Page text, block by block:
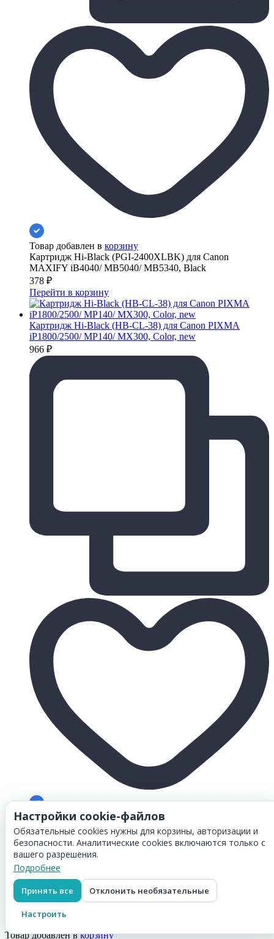
Товар добавлен в корзину
Картридж Hi-Black (PGI-2400XLBK) для Canon
MAXIFY iB4040/ МВ5040/ МВ5340, Black
378 ₽
Перейти в корзину
Картридж Hi-Black (HB-CL-38) для Canon PIXMA
iP1800/2500/ MP140/ MX300, Color, new
966 ₽
Товар добавлен вкорзину
Картридж Hi-Black (HB-CL-38) для Canon PIXMA
iP1800/2500/ MP140/ MX300, Color, new
966 ₽
Перейти в корзину
Показать еще
Товар добавлен вкорзину
Настройки cookie-файлов
Обязательные cookies нужны для корзины, авторизации и
безопасности. Аналитические cookies включаются только с
вашего разрешения.
Подробнее
Принять все Отклонить необязательные
Настроить